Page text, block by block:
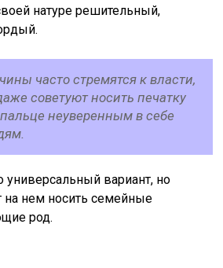
натуре решительный,
часто стремятся к власти,
советуют носить печатку
неуверенным в себе
универсальный вариант, но
на нем носить семейные
род.